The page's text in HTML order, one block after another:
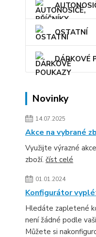
OSTATNÍ
DÁRKOVÉ
Novinky
14.07.2025
Akce na vybrané
Využijte výrazné
zboží. číst celé
01.01.2024
Konfigurátor
Hledáte zapletené
není žádné podle
Můžete si